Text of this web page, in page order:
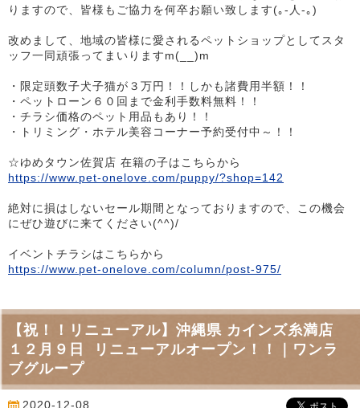
りますので、皆様もご協力を何卒お願い致します(｡-人-｡)
改めまして、地域の皆様に愛されるペットショップとしてスタ
ッフ一同頑張ってまいりますm(__)m
・限定頭数子犬子猫が３万円！！しかも諸費用半額！！
・ペットローン６０回まで金利手数料無料！！
・チラシ価格のペット用品もあり！！
・トリミング・ホテル美容コーナー予約受付中～！！
☆ゆめタウン佐賀店 在籍の子はこちらから
https://www.pet-onelove.com/puppy/?shop=142
絶対に損はしないセール期間となっておりますので、この機会
にぜひ遊びに来てください(^^)/
イベントチラシはこちらから
https://www.pet-onelove.com/column/post-975/
【祝！！リニューアル】沖縄県 カインズ糸満店
１２月９日 リニューアルオープン！！｜ワンラ
ブグループ
2020-12-08